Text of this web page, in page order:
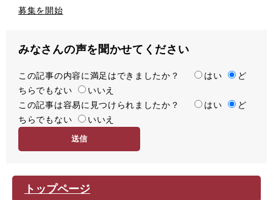
募集を開始
みなさんの声を聞かせてください
満
足
度
この記事の内容に満足はできましたか？ はい
ど
ちらでもない
いいえ
容
易
この記事は容易に見つけられましたか？ はい
ど
ちらでもない
いいえ
トップページ